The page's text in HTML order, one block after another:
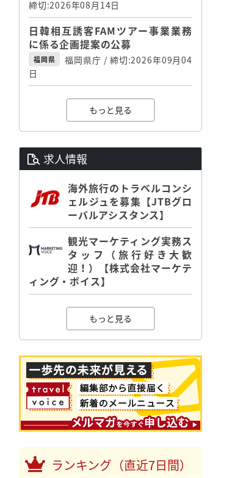
締切:2026年08月14日
日韓相互誘客FAMツアー事業業務
に係る企画提案の公募
福岡県
福岡県庁 / 締切:2026年09月04
日
もっと見る
求人情報
海外旅行のトラベルコンシ
ェルジュを募集【JTBグロ
ーバルアシスタンス】
観光マーケティング実務ス
タッフ（旅行好き大歓
迎！）【株式会社マーケテ
ィング・ボイス】
もっと見る
ランキング（直近7日間）